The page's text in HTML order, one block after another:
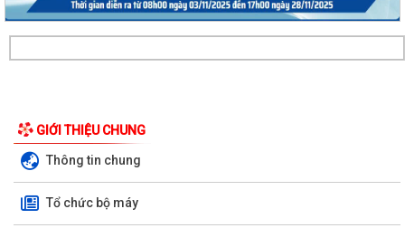
GIỚI THIỆU CHUNG
Thông tin chung
Tổ chức bộ máy